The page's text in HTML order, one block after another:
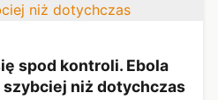
spod kontroli. Ebola
niż dotychczas